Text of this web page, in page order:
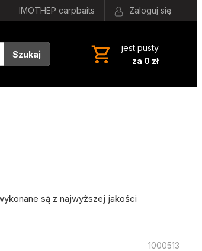
IMOTHEP carpbaits Zaloguj się
Szukaj
jest pusty
za 0 zł
są z najwyższej jakości
1000513